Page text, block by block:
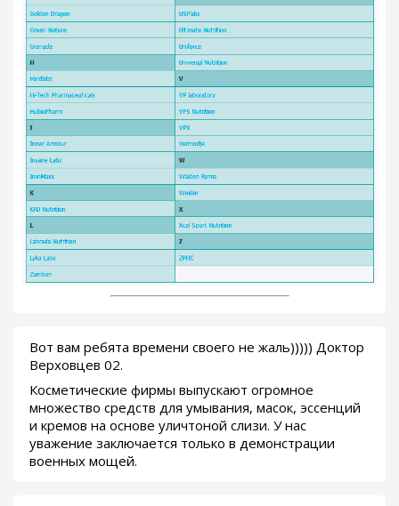
Вот вам ребята времени своего не жаль))))) Доктор
Верховцев 02.
Косметические фирмы выпускают огромное
множество средств для умывания, масок, эссенций
и кремов на основе уличтоной слизи. У нас
уважение заключается только в демонстрации
военных мощей.